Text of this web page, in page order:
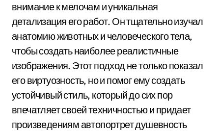
внимание к мелочам и уникальная
детализация его работ. Он тщательно изучал
анатомию животных и человеческого тела,
чтобы создать наиболее реалистичные
изображения. Этот подход не только показал
его виртуозность, но и помог ему создать
устойчивый стиль, который до сих пор
впечатляет своей техничностью и придает
произведениям автопортрет душевность